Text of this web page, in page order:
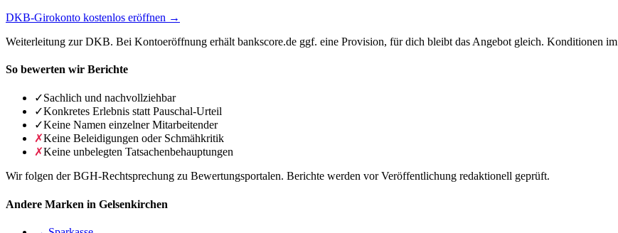
DKB-Girokonto kostenlos eröffnen →
Weiterleitung zur DKB. Bei Kontoeröffnung erhält bankscore.de ggf. eine Provision, für dich bleibt das Angebot gleich. Konditionen im
So bewerten wir Berichte
✓Sachlich und nachvollziehbar
✓Konkretes Erlebnis statt Pauschal-Urteil
✓Keine Namen einzelner Mitarbeitender
✗Keine Beleidigungen oder Schmähkritik
✗Keine unbelegten Tatsachenbehauptungen
Wir folgen der BGH-Rechtsprechung zu Bewertungsportalen. Berichte werden vor Veröffentlichung redaktionell geprüft.
Andere Marken in Gelsenkirchen